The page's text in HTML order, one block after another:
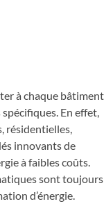
à chaque bâtiment
En effet,
résidentielles,
innovants de
à faibles coûts.
sont toujours
d’énergie.